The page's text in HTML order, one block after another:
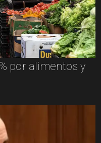
por alimentos y